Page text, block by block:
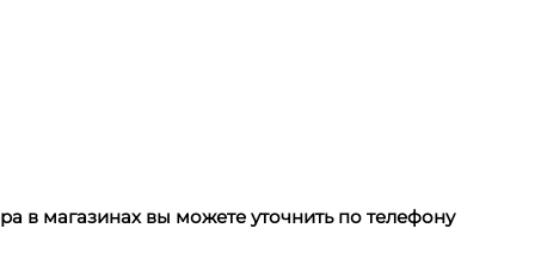
магазинах вы можете уточнить по телефону